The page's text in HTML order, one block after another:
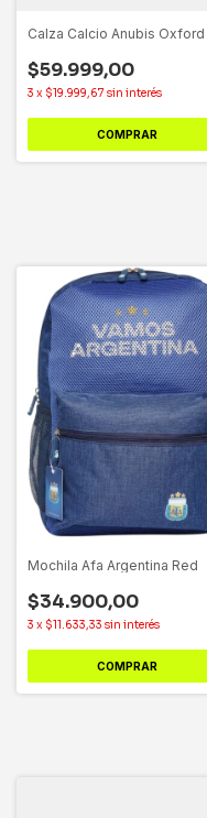
Calza Calcio Anubis Oxford
$59.999,00
3 x $19.999,67 sin interés
COMPRAR
Mochila Afa Argentina Red
$34.900,00
3 x $11.633,33 sin interés
COMPRAR